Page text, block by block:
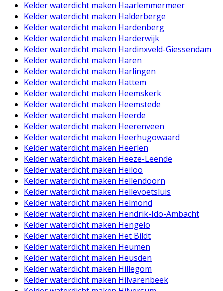
Kelder waterdicht maken Haarlemmermeer
Kelder waterdicht maken Halderberge
Kelder waterdicht maken Hardenberg
Kelder waterdicht maken Harderwijk
Kelder waterdicht maken Hardinxveld-Giessendam
Kelder waterdicht maken Haren
Kelder waterdicht maken Harlingen
Kelder waterdicht maken Hattem
Kelder waterdicht maken Heemskerk
Kelder waterdicht maken Heemstede
Kelder waterdicht maken Heerde
Kelder waterdicht maken Heerenveen
Kelder waterdicht maken Heerhugowaard
Kelder waterdicht maken Heerlen
Kelder waterdicht maken Heeze-Leende
Kelder waterdicht maken Heiloo
Kelder waterdicht maken Hellendoorn
Kelder waterdicht maken Hellevoetsluis
Kelder waterdicht maken Helmond
Kelder waterdicht maken Hendrik-Ido-Ambacht
Kelder waterdicht maken Hengelo
Kelder waterdicht maken Het Bildt
Kelder waterdicht maken Heumen
Kelder waterdicht maken Heusden
Kelder waterdicht maken Hillegom
Kelder waterdicht maken Hilvarenbeek